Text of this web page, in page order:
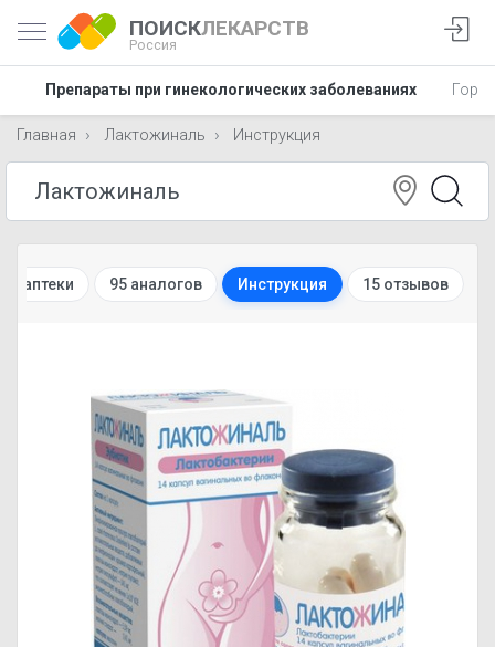
ПОИСКЛЕКАРСТВ
Россия
Препараты при гинекологических заболеваниях
Главная Лактожиналь Инструкция
аптеки 95 аналогов Инструкция 15 отзывов